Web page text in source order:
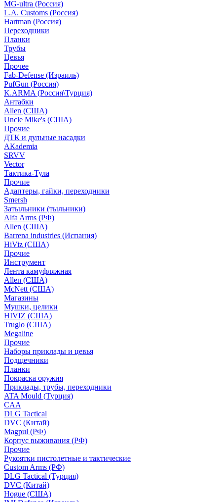
MG-ultra (Россия)
L.A. Customs (Россия)
Hartman (Россия)
Переходники
Планки
Трубы
Цевья
Прочее
Fab-Defense (Израиль)
PufGun (Россия)
K.ARMA (Россия\Турция)
Антабки
Allen (США)
Uncle Mike's (США)
Прочие
ДТК и дульные насадки
АКademia
SRVV
Vector
Тактика-Тула
Прочие
Адаптеры, гайки, переходники
Smersh
Затыльники (тыльники)
Alfa Arms (РФ)
Allen (США)
Barrena industries (Испания)
HiViz (США)
Прочие
Инструмент
Лента камуфляжная
Allen (США)
McNett (США)
Магазины
Мушки, целики
HIVIZ (США)
Truglo (США)
Megaline
Прочие
Наборы приклады и цевья
Подщечники
Планки
Покраска оружия
Приклады, трубы, переходники
ATA Mould (Турция)
CAA
DLG Tactical
DVC (Китай)
Magpul (РФ)
Корпус выживания (РФ)
Прочие
Рукоятки пистолетные и тактические
Custom Arms (РФ)
DLG Tactical (Турция)
DVC (Китай)
Hogue (США)